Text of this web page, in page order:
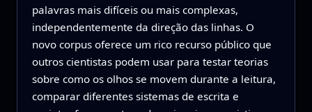
palavras mais difíceis ou mais complexas,
independentemente da direção das linhas. O
novo corpus oferece um rico recurso público que
outros cientistas podem usar para testar teorias
sobre como os olhos se movem durante a leitura,
comparar diferentes sistemas de escrita e